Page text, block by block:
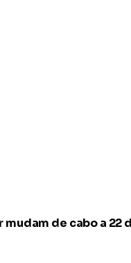
de cabo a 22